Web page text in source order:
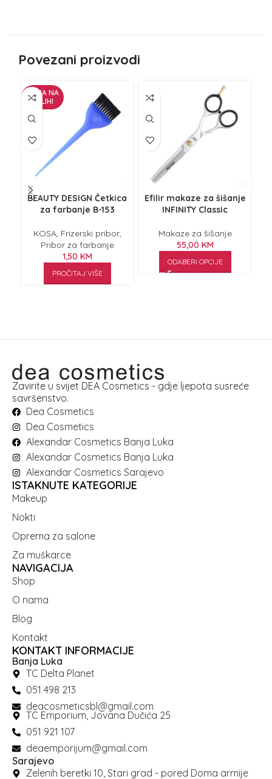
Povezani proizvodi
NEMA NA
ZALIHI
BEAUTY DESIGN Četkica
za farbanje B-153
KOSA, Frizerski pribor,
Pribor za farbanje
1,50 KM
PROČITAJ VIŠE
Efilir makaze za šišanje
INFINITY Classic
Makaze za šišanje
55,00 KM
ODABERI OPCIJE
Zavirite u svijet DEA Cosmetics - gdje ljepota susreće
savršenstvo.
Dea Cosmetics
Dea Cosmetics
Alexandar Cosmetics Banja Luka
Alexandar Cosmetics Banja Luka
Alexandar Cosmetics Sarajevo
ISTAKNUTE KATEGORIJE
Makeup
Nokti
Oprema za salone
Za muškarce
NAVIGACIJA
Shop
O nama
Blog
Kontakt
KONTAKT INFORMACIJE
Banja Luka
TC Delta Planet
051 498 213
deacosmeticsbl@gmail.com
TC Emporium, Jovana Dučića 25
051 921 107
deaemporijum@gmail.com
Sarajevo
Zelenih beretki 10, Stari grad - pored Doma armije